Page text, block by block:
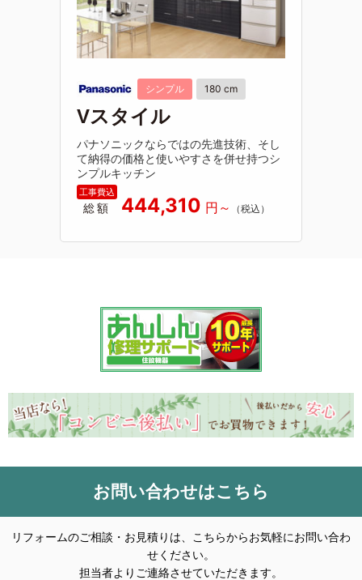
シンプル 180 cm
Vスタイル
パナソニックならではの先進技術、そし
て納得の価格と使いやすさを併せ持つシ
ンプルキッチン
総額 444,310
お問い合わせはこちら
リフォームのご相談・お見積りは、こちらからお気軽にお問い合わ
せください。
担当者よりご連絡させていただきます。